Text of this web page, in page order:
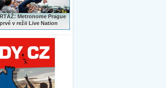
:Metronome Prague
v režii Live Nation